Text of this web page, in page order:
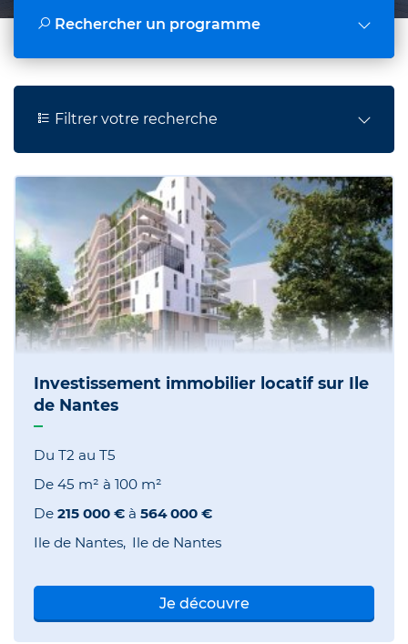
Rechercher un programme
Filtrer votre recherche
Investissement immobilier locatif sur Ile
de Nantes
Du T2 au T5
De 45 m² à 100 m²
De 215 000 € à 564 000 €
Ile de Nantes Ile de Nantes
Je découvre